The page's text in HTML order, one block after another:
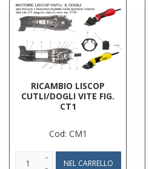
RICAMBIO LISCOP
CUTLI/DOGLI VITE FIG.
CT1
Cod: CM1